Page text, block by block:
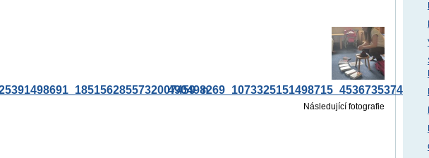
Následující fotografie